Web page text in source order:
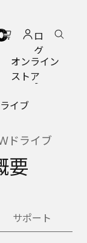
ロ
グ
イ
ン
オンライン
ストア
イブ
ドライブ
要
サポート